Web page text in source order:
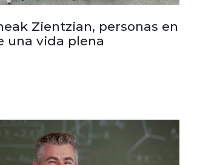
Zientzian, personas en
una vida plena